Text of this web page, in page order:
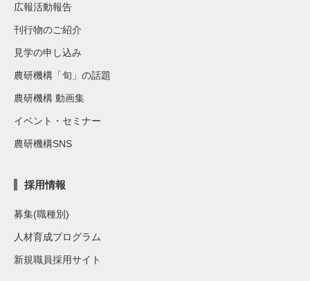
広報活動報告
刊行物のご紹介
見学の申し込み
農研機構「旬」の話題
農研機構 動画集
イベント・セミナー
農研機構SNS
採用情報
募集(職種別)
人材育成プログラム
新規職員採用サイト